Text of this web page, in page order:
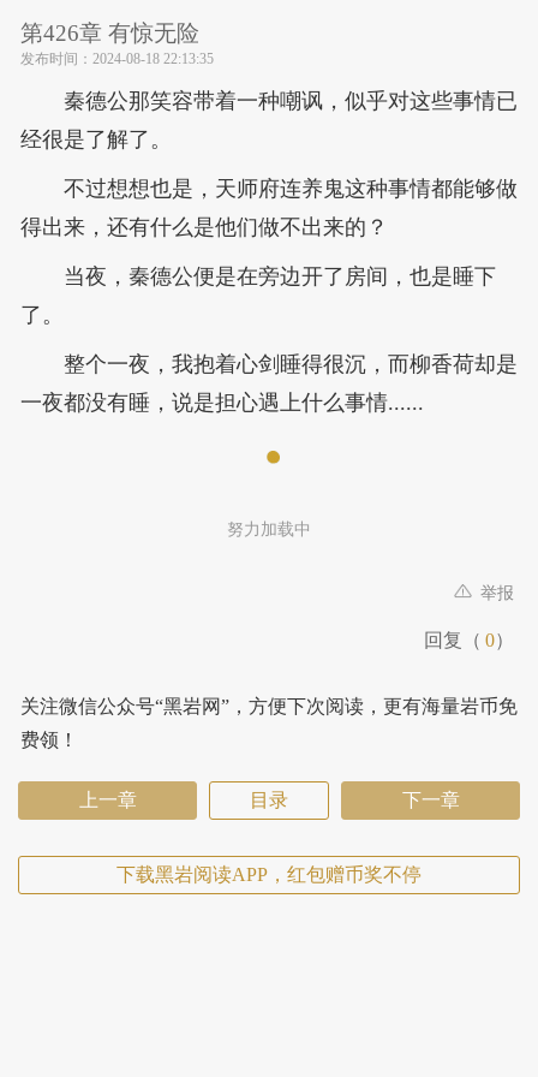
第426章 有惊无险
发布时间： 2024-08-18 22:13:35
秦德公那笑容带着一种嘲讽，似乎对这些事情已
经很是了解了。
不过想想也是，天师府连养鬼这种事情都能够做
得出来，还有什么是他们做不出来的？
当夜，秦德公便是在旁边开了房间，也是睡下
了。
整个一夜，我抱着心剑睡得很沉，而柳香荷却是
一夜都没有睡，说是担心遇上什么事情......
努力加载中
举报
回复（ 0）
关注微信公众号“黑岩网”，方便下次阅读，更有海量岩币免
费领！
上一章 目录 下一章
下载黑岩阅读APP，红包赠币奖不停